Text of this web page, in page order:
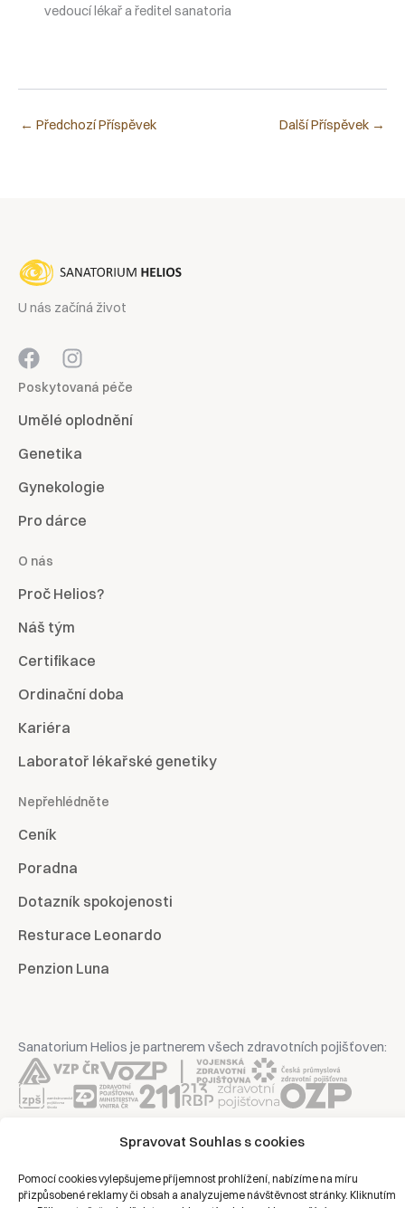
Spravovat Souhlas s cookies
Pomocí cookies vylepšujeme příjemnost prohlížení, nabízíme na míru
přizpůsobené reklamy či obsah a analyzujeme návštěvnost stránky. Kliknutím
vedoucí lékař a ředitel sanatoria
← Předchozí Příspěvek Další Příspěvek →
U nás začíná život
Poskytovaná péče
Umělé oplodnění
Genetika
Gynekologie
Pro dárce
O nás
Proč Helios?
Náš tým
Certifikace
Ordinační doba
Kariéra
Laboratoř lékařské genetiky
Nepřehlédněte
Ceník
Poradna
Dotazník spokojenosti
Resturace Leonardo
Penzion Luna
Sanatorium Helios je partnerem všech zdravotních pojišťoven:
Copyright © 2026 | Všechna práva vyhrazena | Sanatorium Helios
Ochrana osobních údajů